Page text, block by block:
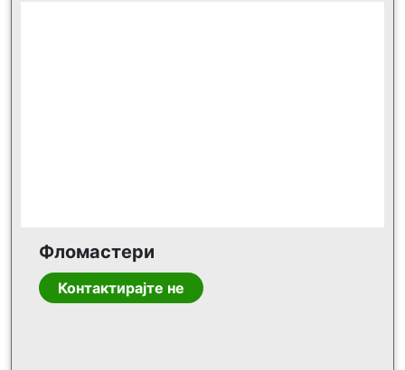
Фломастери
Контактирајте не